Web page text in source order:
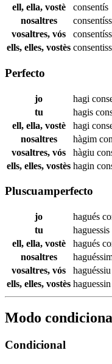
ell, ella, vostè
consentís
nosaltres
vosaltres, vós
ells, elles, vostès
Perfecto
jo hagi
tu
hagis
ell, ella, vostè
hagi
nosaltres
hàgim
vosaltres, vós
hàgiu
ells, elles, vostès hagin
Pluscuamperfecto
jo hagués
tu
haguessis
ell, ella, vostè
hagués
nosaltres
vosaltres, vós
haguéssiu
ells, elles, vostès haguessin
Modo
Condicional